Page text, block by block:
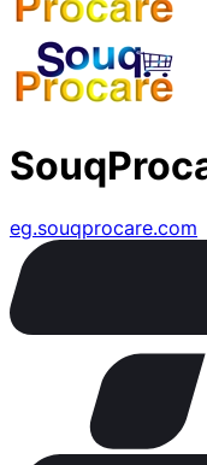
eg.souqprocare.com